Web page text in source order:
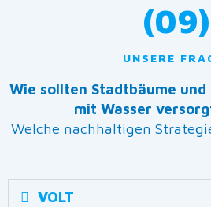
(09)
UNSERE
Wie sollten Stadtbäume
mit Wasser
Welche nachhaltigen
VOLT